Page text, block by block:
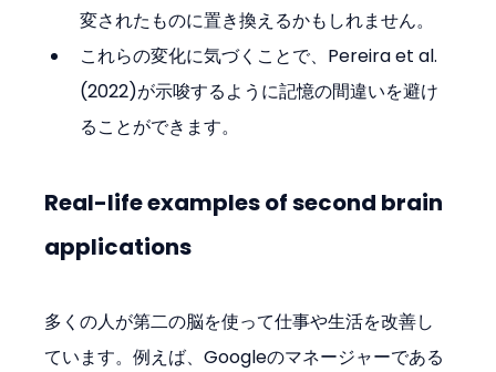
変されたものに置き換えるかもしれません。
これらの変化に気づくことで、Pereira et al.
(2022)が示唆するように記憶の間違いを避け
ることができます。
Real-life examples of second brain
applications
多くの人が第二の脳を使って仕事や生活を改善し
ています。例えば、Googleのマネージャーである